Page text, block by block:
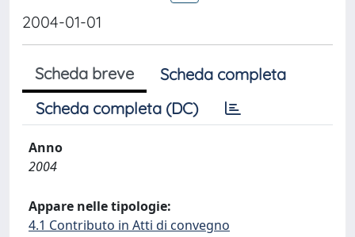
2004-01-01
Scheda breve
Scheda completa
Scheda completa (DC)
Anno
2004
Appare nelle tipologie:
4.1 Contributo in Atti di convegno